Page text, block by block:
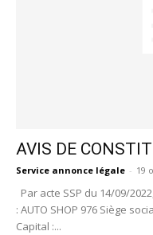
AVIS DE
Service annonce légale - 19
Par acte SSP du 14/09/
: AUTO SHOP 976 Siège
Capital :...